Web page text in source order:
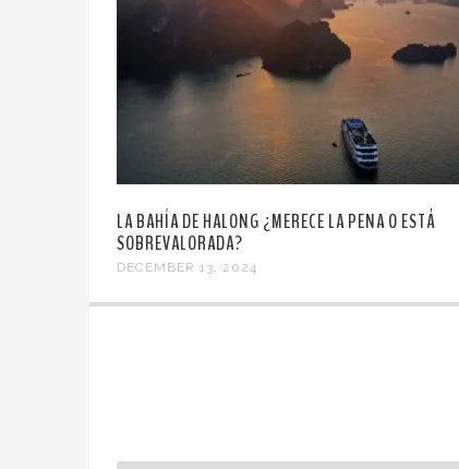
LA BAHÍA DE HALONG ¿MERECE LA PENA O ESTÁ
SOBREVALORADA?
DECEMBER 13, 2024